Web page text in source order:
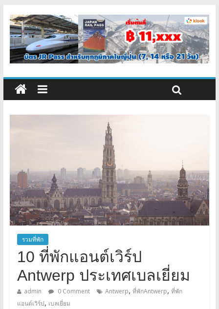
รวมที่พัก
10 ที่พักแอนต์เวิร์ป
Antwerp ประเทศเบลเยี่ยม
admin 0 Comment Antwerp, ที่พักAntwerp, ที่พัก
แอนต์เวิร์ป, เบลเยี่ยม